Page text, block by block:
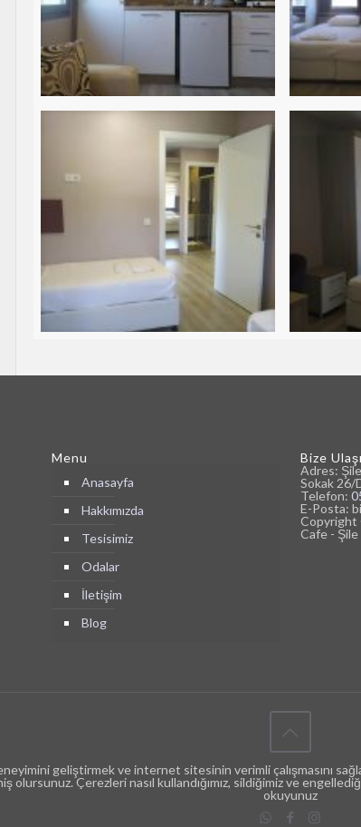
Menu
Anasayfa
Hakkımızda
Tesisimiz
Odalar
İletişim
Blog
Bize
Adres:
Sokak 26/
Telefon:
E-Posta:
Copyright
Cafe - Şile
geliştirmek ve internet sitesinin verimli çalışmasını
olursunuz. Çerezleri nasıl kullandığımız, sildiğimiz ve
okuyunuz